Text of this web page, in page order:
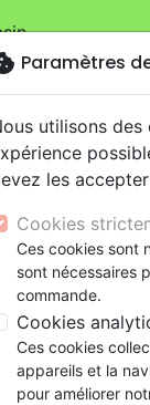
sur la
Testaments
Couple
Latino, Folk
Soul
animés
être femme
Paramètres
utilisons
les
Cookies
Ces cookies sont
sont nécessaires
commande.
Cookies
Ces cookies
appareils et la
pour améliorer